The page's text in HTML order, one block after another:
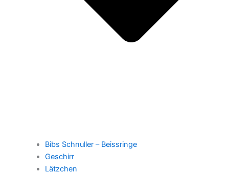
Bibs Schnuller – Beissringe
Geschirr
Lätzchen